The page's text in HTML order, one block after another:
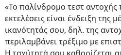
«Το παλίνδρομο τεστ αντοχής
εκτελέσεις είναι ένδειξη της
ικανότητάς σου, δηλ. της
περιλαμβάνει τρέξιμο με